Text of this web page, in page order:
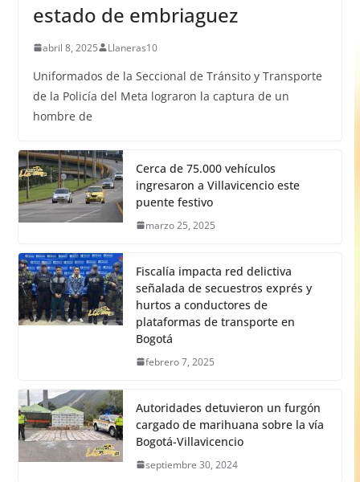
estado de embriaguez
abril 8, 2025 Llaneras10
Uniformados de la Seccional de Tránsito y Transporte
de la Policía del Meta lograron la captura de un
hombre de
Cerca de 75.000 vehículos
ingresaron a Villavicencio este
puente festivo
marzo 25, 2025
Fiscalía impacta red delictiva
señalada de secuestros exprés y
hurtos a conductores de
plataformas de transporte en
Bogotá
febrero 7, 2025
Autoridades detuvieron un furgón
cargado de marihuana sobre la vía
Bogotá-Villavicencio
septiembre 30, 2024